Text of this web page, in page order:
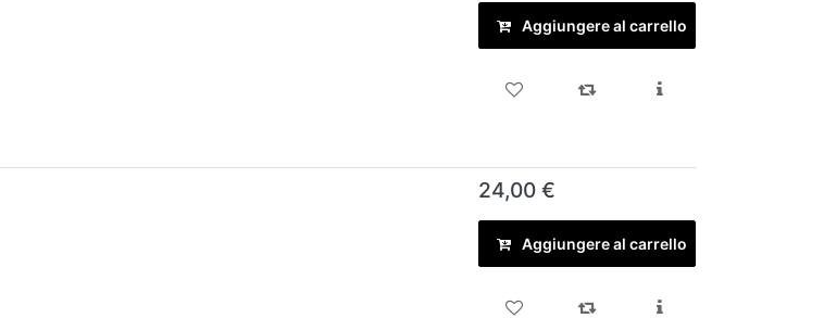
Aggiungere al carrello
24,00 €
Aggiungere al carrello